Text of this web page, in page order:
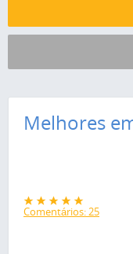
Melhores
Comentários: 25